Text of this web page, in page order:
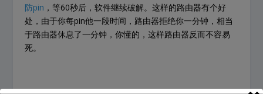
防pin ，等60秒后，软件继续破解。这样的路由器有个好
处，由于你每pin他一段时间，路由器拒绝你一分钟，相当
于路由器休息了一分钟，你懂的，这样路由器反而不容易
死。